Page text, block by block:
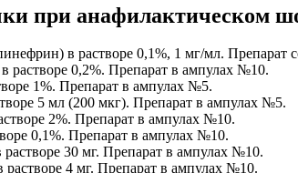
при анафилактическом
в растворе 0,1%, 1 мг/мл. Препарат
растворе 0,2%. Препарат в ампулах №10.
1%. Препарат в ампулах №5.
5 мл (200 мкг). Препарат в ампулах №5.
2%. Препарат в ампулах №10.
0,1%. Препарат в ампулах №10.
30 мг. Препарат в ампулах №10.
растворе 4 мг. Препарат в ампулах №10.